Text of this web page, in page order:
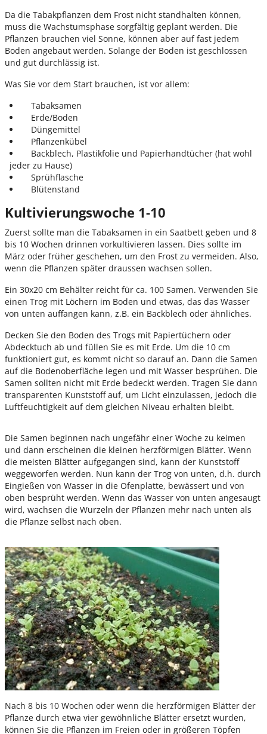
Da die Tabakpflanzen dem Frost nicht standhalten können,
muss die Wachstumsphase sorgfältig geplant werden. Die
Pflanzen brauchen viel Sonne, können aber auf fast jedem
Boden angebaut werden. Solange der Boden ist geschlossen
und gut durchlässig ist.
Was Sie vor dem Start brauchen, ist vor allem:
Tabaksamen
Erde/Boden
Düngemittel
Pflanzenkübel
Backblech, Plastikfolie und Papierhandtücher (hat wohl
jeder zu Hause)
Sprühflasche
Blütenstand
Kultivierungswoche 1-10
Zuerst sollte man die Tabaksamen in ein Saatbett geben und 8
bis 10 Wochen drinnen vorkultivieren lassen. Dies sollte im
März oder früher geschehen, um den Frost zu vermeiden. Also,
wenn die Pflanzen später draussen wachsen sollen.
Ein 30x20 cm Behälter reicht für ca. 100 Samen. Verwenden Sie
einen Trog mit Löchern im Boden und etwas, das das Wasser
von unten auffangen kann, z.B. ein Backblech oder ähnliches.
Decken Sie den Boden des Trogs mit Papiertüchern oder
Abdecktuch ab und füllen Sie es mit Erde. Um die 10 cm
funktioniert gut, es kommt nicht so darauf an. Dann die Samen
auf die Bodenoberfläche legen und mit Wasser besprühen. Die
Samen sollten nicht mit Erde bedeckt werden. Tragen Sie dann
transparenten Kunststoff auf, um Licht einzulassen, jedoch die
Luftfeuchtigkeit auf dem gleichen Niveau erhalten bleibt.
Die Samen beginnen nach ungefähr einer Woche zu keimen
und dann erscheinen die kleinen herzförmigen Blätter. Wenn
die meisten Blätter aufgegangen sind, kann der Kunststoff
weggeworfen werden. Nun kann der Trog von unten, d.h. durch
Eingießen von Wasser in die Ofenplatte, bewässert und von
oben besprüht werden. Wenn das Wasser von unten angesaugt
wird, wachsen die Wurzeln der Pflanzen mehr nach unten als
die Pflanze selbst nach oben.
Nach 8 bis 10 Wochen oder wenn die herzförmigen Blätter der
Pflanze durch etwa vier gewöhnliche Blätter ersetzt wurden,
können Sie die Pflanzen im Freien oder in größeren Töpfen